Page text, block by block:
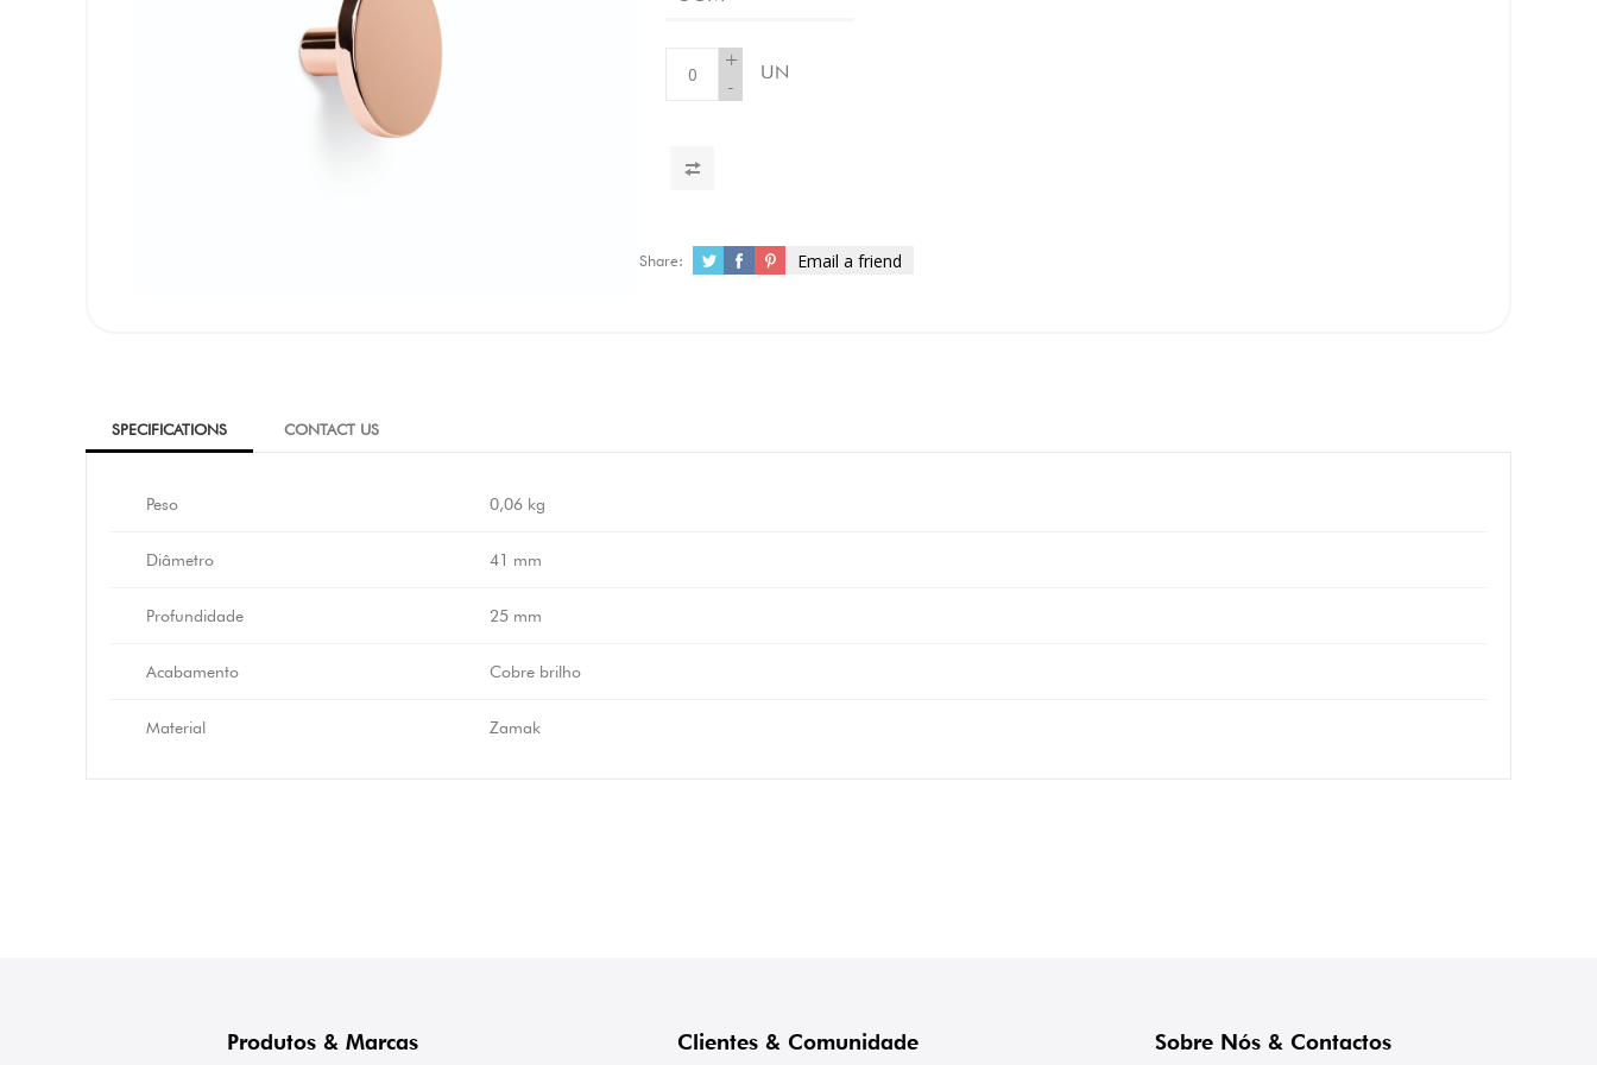
+
-
UN
Share: Email a friend
SPECIFICATIONS CONTACT US
Peso 0,06 kg
Diâmetro 41 mm
Profundidade 25 mm
Acabamento Cobre brilho
Material Zamak
Produtos & Marcas Clientes & Comunidade Sobre Nós & Contactos